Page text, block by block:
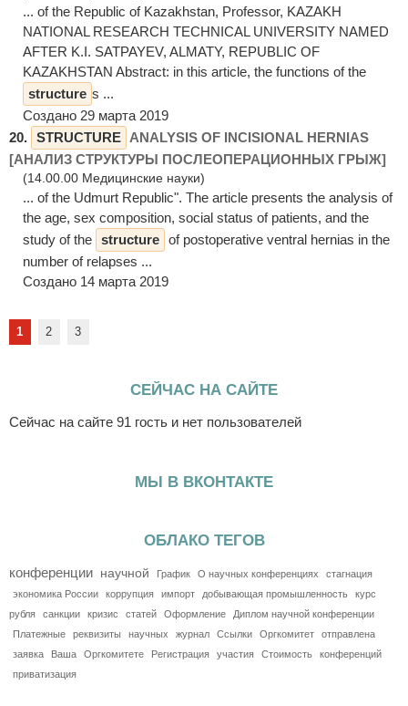
... of the Republic of Kazakhstan, Professor, KAZAKH
NATIONAL RESEARCH TECHNICAL UNIVERSITY NAMED
AFTER K.I. SATPAYEV, ALMATY, REPUBLIC OF
KAZAKHSTAN Abstract: in this article, the functions of the
structure s ...
Создано 29 марта 2019
20. STRUCTURE ANALYSIS OF INCISIONAL HERNIAS
[АНАЛИЗ СТРУКТУРЫ ПОСЛЕОПЕРАЦИОННЫХ ГРЫЖ]
(14.00.00 Медицинские науки)
... of the Udmurt Republic". The article presents the analysis of
the age, sex composition, social status of patients, and the
study of the structure of postoperative ventral hernias in the
number of relapses ...
Создано 14 марта 2019
1 2 3
СЕЙЧАС НА САЙТЕ
Сейчас на сайте 91 гость и нет пользователей
МЫ В ВКОНТАКТЕ
ОБЛАКО ТЕГОВ
конференции научной График О научных конференциях
стагнация
экономика России
коррупция импорт добывающая промышленность
курс
рубля
санкции кризис статей Оформление
Диплом научной конференции
Платежные
реквизиты научных журнал Ссылки Оргкомитет
отправлена
заявка
Ваша Оргкомитете Регистрация участия Стоимость
конференций
приватизация